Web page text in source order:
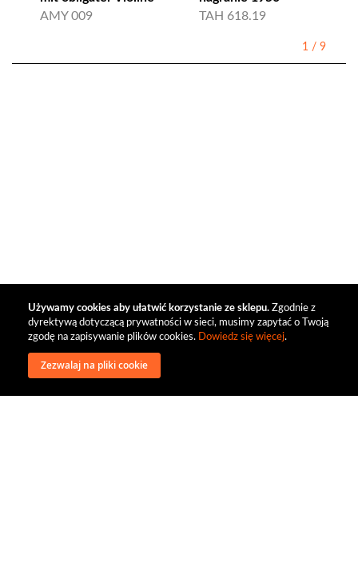
Używamy cookies aby ułatwić korzystanie ze sklepu. Zgodnie z
dyrektywą dotyczącą prywatności w sieci, musimy zapytać o Twoją
zgodę na zapisywanie plików cookies. Dowiedz się więcej.
Zezwalaj na pliki cookie
AMY 009
TAH 618.19
1 / 9